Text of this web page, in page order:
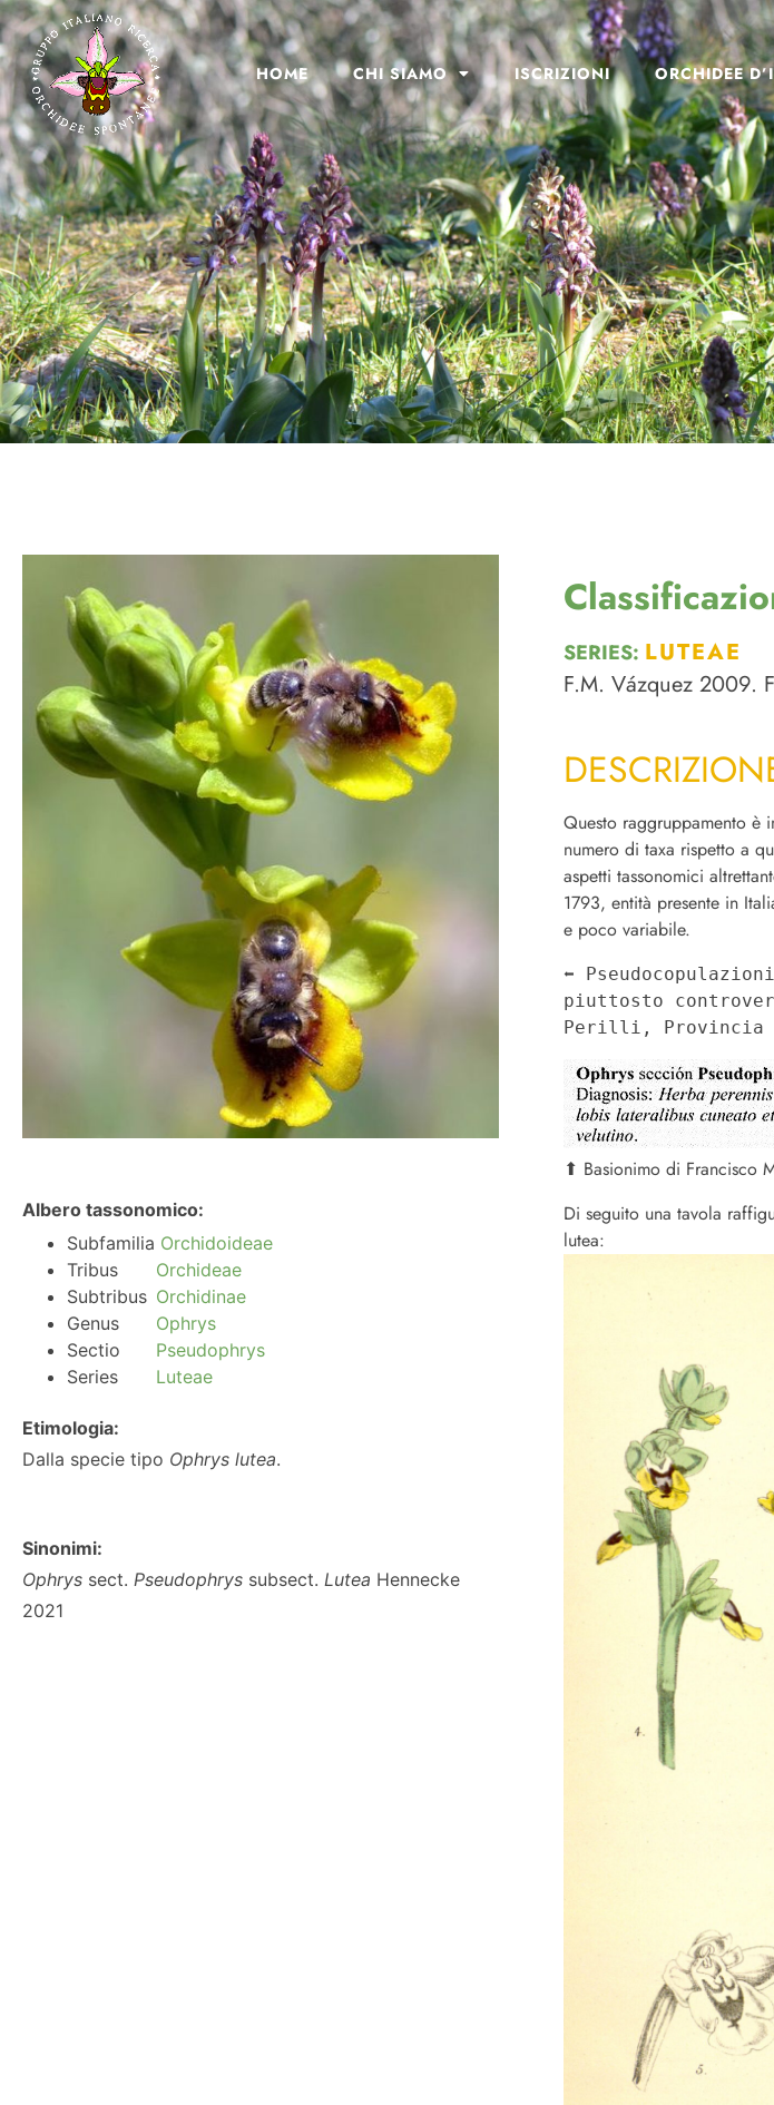
HOME CHI SIAMO ISCRIZIONI ORCHIDEE
Albero tassonomico:
Subfamilia Orchidoideae
Tribus
Orchideae
Subtribus Orchidinae
Genus
Ophrys
Sectio
Pseudophrys
Series
Luteae
Etimologia:
Dalla specie tipo Ophrys lutea.
Sinonimi:
Ophrys sect. Pseudophrys subsect. Lutea Hennecke
2021
SERIES: LUTEAE
F.M. Vázquez 2009.
Questo raggruppamento è
numero di taxa rispetto a
aspetti tassonomici
1793, entità presente in
e poco variabile.
⬅︎
piuttosto
Perilli, Provincia
⬆︎ Basionimo di Francisco
Di seguito una tavola
lutea: